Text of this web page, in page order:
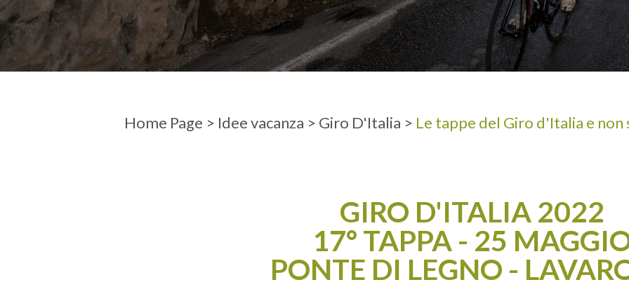
ARRIVO PARTENZA ADULTI
Home Page > Idee vacanza > Giro D'Italia > Le tappe del Giro d'Italia e non
GIRO D'ITALIA 2022
17° TAPPA - 25
PONTE DI LEGNO -